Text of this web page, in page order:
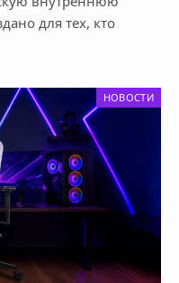
для тех, кто
НОВОСТИ